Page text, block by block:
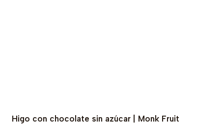
Higo con chocolate sin azúcar | Monk Fruit